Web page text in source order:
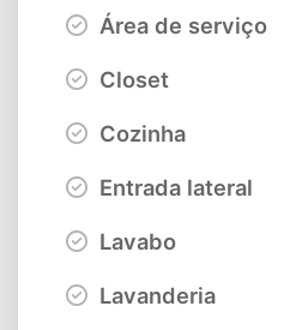
Área de serviço
Closet
Cozinha
Entrada lateral
Lavabo
Lavanderia